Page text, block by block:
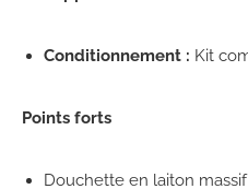
Conditionnement : Kit
Points forts
Douchette en laiton